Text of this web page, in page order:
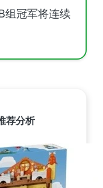
组冠军将连续
荐分析